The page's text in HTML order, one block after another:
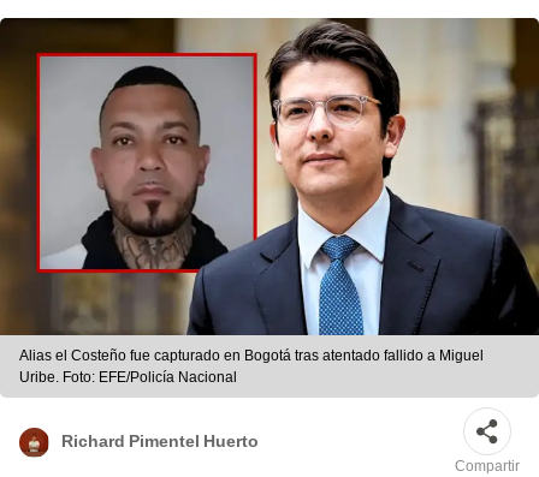
Alias el Costeño fue capturado en Bogotá tras atentado fallido a Miguel
Uribe. Foto: EFE/Policía Nacional
Richard Pimentel Huerto
Compartir